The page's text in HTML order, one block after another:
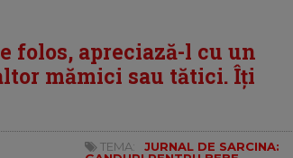
folos, apreciază-l cu un
mămici sau tătici. Îți
TEMA:
JURNAL DE SARCINA: